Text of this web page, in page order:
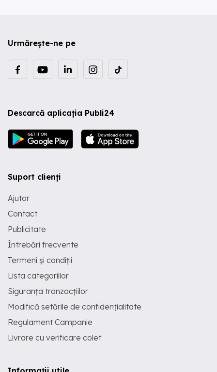
Urmărește-ne pe
Descarcă aplicația Publi24
Suport clienți
Ajutor
Contact
Publicitate
Întrebări frecvente
Termeni și condiții
Lista categoriilor
Siguranța tranzacțiilor
Modifică setările de confidențialitate
Regulament Campanie
Livrare cu verificare colet